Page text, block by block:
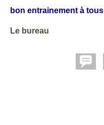
bon entrainement à tous
Le bureau